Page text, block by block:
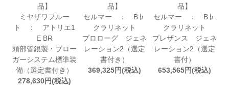
品】
ミヤザワフルー
ト ： アトリエ1
E BR
頭部管銀製・ブロー
ガーシステム標準装
備（選定書付き）
278,630円(税込)
品】
セルマー ： B♭
クラリネット
プロローグ ジェネ
レーション2（選定
書付き）
369,325円(税込)
品】
セルマー ： B♭
クラリネット
プレザンス ジェネ
レーション2（選定
書付）
653,565円(税込)